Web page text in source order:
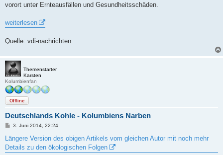
vorort unter Ernteausfällen und Gesundheitsschäden.
weiterlesen
Quelle: vdi-nachrichten
Themenstarter
Karsten
Kolumbienfan
Offline
Deutschlands Kohle - Kolumbiens Narben
B
i
r
3. Juni 2014, 22:24
Längere Version des obigen Artikels vom gleichen Autor mit noch mehr
Details zu den ökologischen Folgen